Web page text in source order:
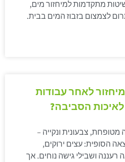
מתקדמות למיחזור מים,
לצמצום בזבוז המים בבית.
לאחר עבודות
לאיכות הסביבה?
מטופחת, צבעונית ונקייה –
הסופית: עצים ירוקים,
ושבילי גישה נוחים. אך